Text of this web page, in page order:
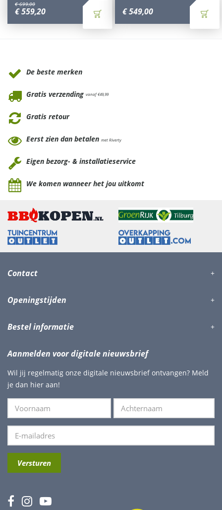
€ 699,00
€559,20 € 549,00
De beste merken
Gratis verzending vanaf €49,99
Gratis retour
Eerst zien dan betalen met Riverty
Eigen bezorg- & installatieservice
We komen wanneer het jou uitkomt
Contact
Openingstijden
Bestel informatie
Aanmelden voor digitale nieuwsbrief
Wil jij regelmatig onze digitale nieuwsbrief ontvangen? Meld
je dan hier aan!